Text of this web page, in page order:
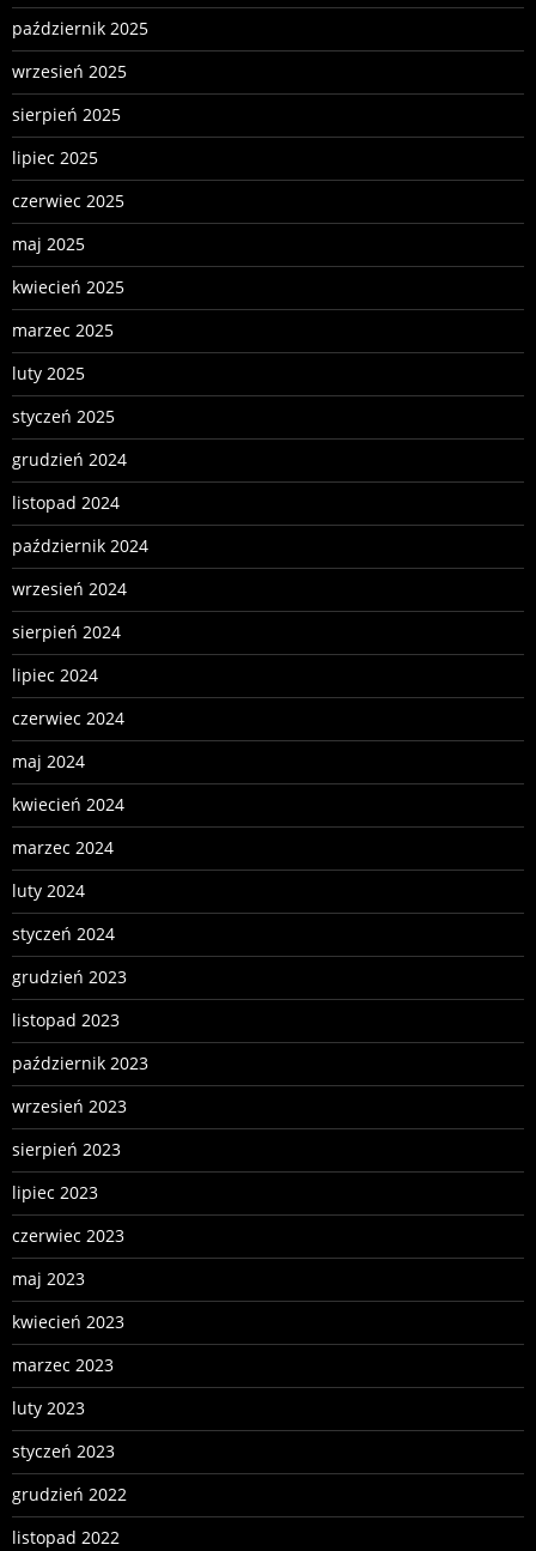
październik 2025
wrzesień 2025
sierpień 2025
lipiec 2025
czerwiec 2025
maj 2025
kwiecień 2025
marzec 2025
luty 2025
styczeń 2025
grudzień 2024
listopad 2024
październik 2024
wrzesień 2024
sierpień 2024
lipiec 2024
czerwiec 2024
maj 2024
kwiecień 2024
marzec 2024
luty 2024
styczeń 2024
grudzień 2023
listopad 2023
październik 2023
wrzesień 2023
sierpień 2023
lipiec 2023
czerwiec 2023
maj 2023
kwiecień 2023
marzec 2023
luty 2023
styczeń 2023
grudzień 2022
listopad 2022